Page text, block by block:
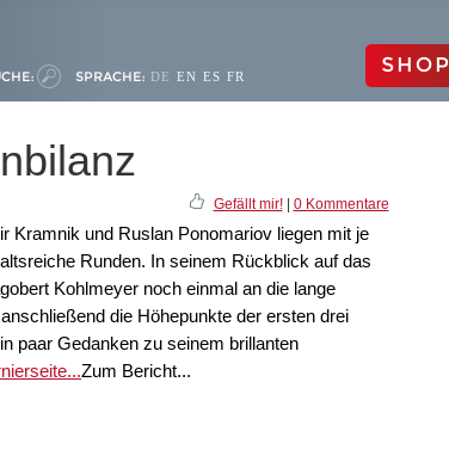
SPRACHE: DE EN ES FR SHOP
Gefällt mir!| 0 Kommentare
Kramnik und Ruslan Ponomariov liegen mit je
Runden. In seinem Rückblick auf das
Kohlmeyer noch einmal an die lange
die Höhepunkte der ersten drei
paar Gedanken zu seinem brillanten
Zum Bericht...